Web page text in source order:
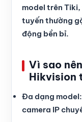
model trên
tuyến thường
động bền bỉ.
Vì sao
Hikvision
Đa dạng
camera IP